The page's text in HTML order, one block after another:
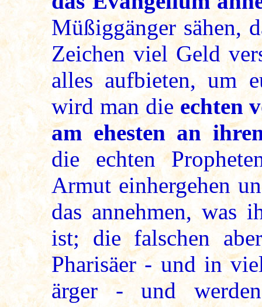
Müßiggänger sähen,
Zeichen viel Geld
alles aufbieten, um
wird man die echten
am ehesten an
die echten
Armut einhergehen
das annehmen, was
ist; die falschen
Pharisäer - und in
ärger - und